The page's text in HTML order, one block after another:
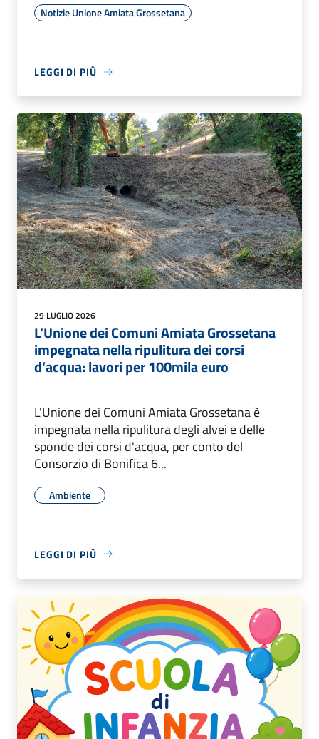
Notizie Unione Amiata Grossetana
LEGGI DI PIÙ
29 LUGLIO 2026
L’Unione dei Comuni Amiata Grossetana
impegnata nella ripulitura dei corsi
d’acqua: lavori per 100mila euro
L'Unione dei Comuni Amiata Grossetana è
impegnata nella ripulitura degli alvei e delle
sponde dei corsi d'acqua, per conto del
Consorzio di Bonifica 6...
Ambiente
LEGGI DI PIÙ